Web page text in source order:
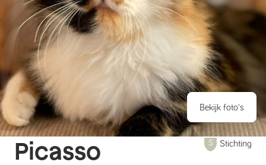
Bekijk foto's
Picasso Stichting